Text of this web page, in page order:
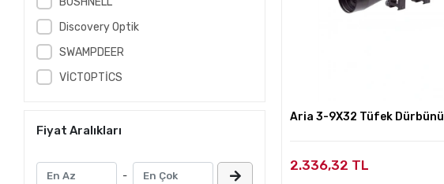
Discovery Optik
SWAMPDEER
VİCTOPTİCS
Fiyat Aralıkları
-
Aria 3-9X32 Tüfek Dürbünü
2.336,32 TL